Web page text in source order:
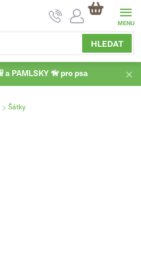
HLEDAT
NÁKUPNÍ
KOŠÍK
a PAMLSKY 🦮 pro psa
Šátky